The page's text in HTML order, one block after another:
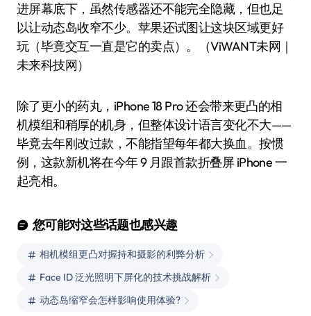
进屏幕底下，虽然传感器还不能完全隐藏，但也足
以让动态岛收窄不少。苹果还试图让这块区域更好
玩（毕竟交互一直是它的卖点）。（ViWANT未网｜
未来科技网）
除了更小的药丸，iPhone 18 Pro 还会带来更凸的相
机模组和稍厚的机身，但整体设计语言变化不大——
毕竟去年刚改过款，不能指望每年都大换血。按惯
例，这款新机将在今年 9 月跟首款折叠屏 iPhone 一
起亮相。
您可能对这些话题也感兴趣
相机模组更凸对握持和摄影的利弊分析
Face ID 泛光照明下屏化的技术挑战解析
动态岛缩窄会怎样影响使用体验?